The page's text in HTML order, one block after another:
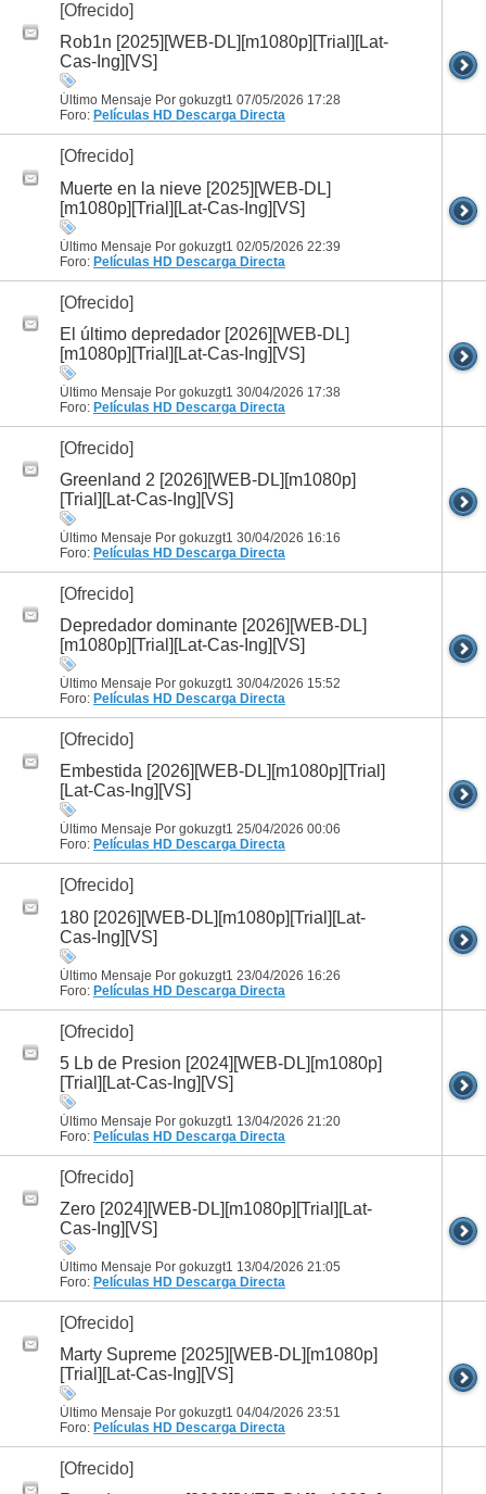
[Ofrecido]
Rob1n [2025][WEB-DL][m1080p][Trial][Lat-
Cas-Ing][VS]
Último Mensaje Por gokuzgt1 07/05/2026 17:28
Foro: Películas HD Descarga Directa
[Ofrecido]
Muerte en la nieve [2025][WEB-DL]
[m1080p][Trial][Lat-Cas-Ing][VS]
Último Mensaje Por gokuzgt1 02/05/2026 22:39
Foro: Películas HD Descarga Directa
[Ofrecido]
El último depredador [2026][WEB-DL]
[m1080p][Trial][Lat-Cas-Ing][VS]
Último Mensaje Por gokuzgt1 30/04/2026 17:38
Foro: Películas HD Descarga Directa
[Ofrecido]
Greenland 2 [2026][WEB-DL][m1080p]
[Trial][Lat-Cas-Ing][VS]
Último Mensaje Por gokuzgt1 30/04/2026 16:16
Foro: Películas HD Descarga Directa
[Ofrecido]
Depredador dominante [2026][WEB-DL]
[m1080p][Trial][Lat-Cas-Ing][VS]
Último Mensaje Por gokuzgt1 30/04/2026 15:52
Foro: Películas HD Descarga Directa
[Ofrecido]
Embestida [2026][WEB-DL][m1080p][Trial]
[Lat-Cas-Ing][VS]
Último Mensaje Por gokuzgt1 25/04/2026 00:06
Foro: Películas HD Descarga Directa
[Ofrecido]
180 [2026][WEB-DL][m1080p][Trial][Lat-
Cas-Ing][VS]
Último Mensaje Por gokuzgt1 23/04/2026 16:26
Foro: Películas HD Descarga Directa
[Ofrecido]
5 Lb de Presion [2024][WEB-DL][m1080p]
[Trial][Lat-Cas-Ing][VS]
Último Mensaje Por gokuzgt1 13/04/2026 21:20
Foro: Películas HD Descarga Directa
[Ofrecido]
Zero [2024][WEB-DL][m1080p][Trial][Lat-
Cas-Ing][VS]
Último Mensaje Por gokuzgt1 13/04/2026 21:05
Foro: Películas HD Descarga Directa
[Ofrecido]
Marty Supreme [2025][WEB-DL][m1080p]
[Trial][Lat-Cas-Ing][VS]
Último Mensaje Por gokuzgt1 04/04/2026 23:51
Foro: Películas HD Descarga Directa
[Ofrecido]